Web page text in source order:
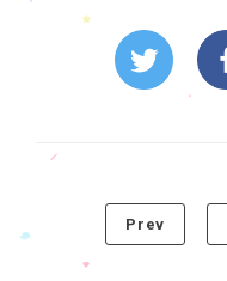
Prev